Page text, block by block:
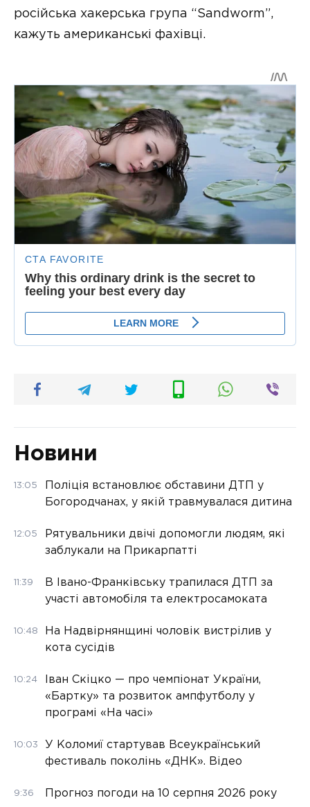
російська хакерська група “Sandworm”,
кажуть американські фахівці.
Новини
13:05
Поліція встановлює обставини ДТП у
Богородчанах, у якій травмувалася дитина
12:05
Рятувальники двічі допомогли людям, які
заблукали на Прикарпатті
11:39
В Івано-Франківську трапилася ДТП за
участі автомобіля та електросамоката
10:48
На Надвірнянщині чоловік вистрілив у
кота сусідів
10:24
Іван Скіцко — про чемпіонат України,
«Бартку» та розвиток ампфутболу у
програмі «На часі»
10:03
У Коломиї стартував Всеукраїнський
фестиваль поколінь «ДНК». Відео
9:36 Прогноз погоди на 10 серпня 2026 року